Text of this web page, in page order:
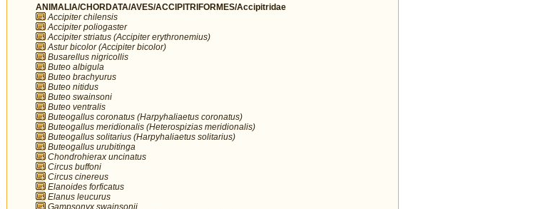
ANIMALIA/CHORDATA/AVES/ACCIPITRIFORMES/Accipitridae
Accipiter chilensis
Accipiter poliogaster
Accipiter striatus (Accipiter erythronemius)
Astur bicolor (Accipiter bicolor)
Busarellus nigricollis
Buteo albigula
Buteo brachyurus
Buteo nitidus
Buteo swainsoni
Buteo ventralis
Buteogallus coronatus (Harpyhaliaetus coronatus)
Buteogallus meridionalis (Heterospizias meridionalis)
Buteogallus solitarius (Harpyhaliaetus solitarius)
Buteogallus urubitinga
Chondrohierax uncinatus
Circus buffoni
Circus cinereus
Elanoides forficatus
Elanus leucurus
Gampsonyx swainsonii